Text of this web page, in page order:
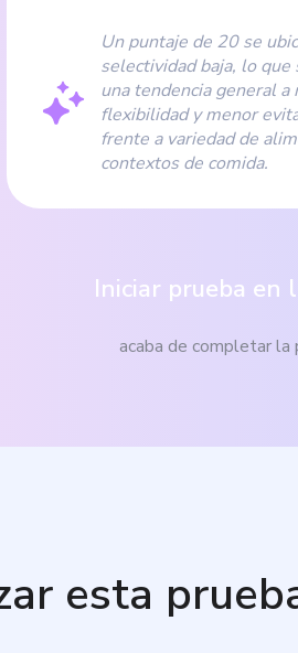
Un puntaje de 20 se
selectividad baja, lo que
una tendencia general a
flexibilidad y menor
frente a variedad de
contextos de comida.
Iniciar prueba en
acaba de completar la
esta